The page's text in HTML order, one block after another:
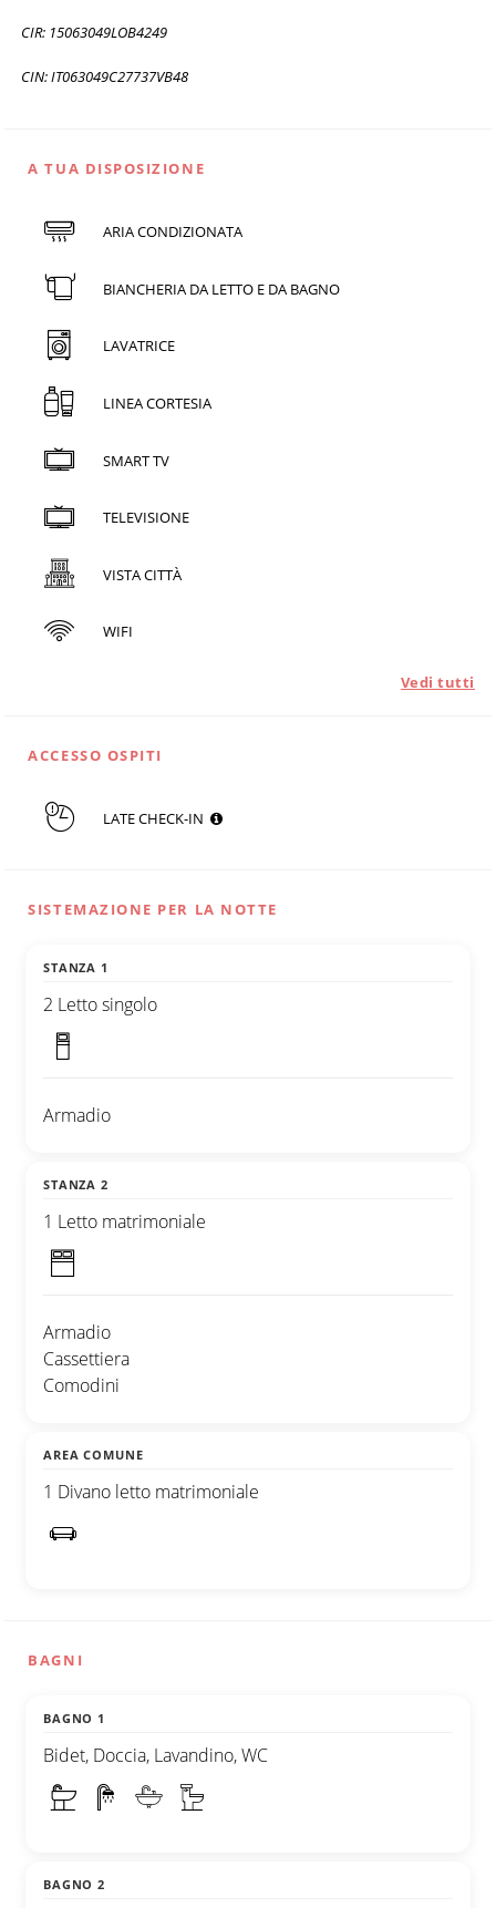
CIR: 15063049LOB4249
CIN: IT063049C27737VB48
A TUA DISPOSIZIONE
ARIA CONDIZIONATA
BIANCHERIA DA LETTO E DA BAGNO
LAVATRICE
LINEA CORTESIA
SMART TV
TELEVISIONE
VISTA CITTÀ
WIFI
Vedi tutti
ACCESSO OSPITI
LATE CHECK-IN
SISTEMAZIONE PER LA NOTTE
STANZA 1
2 Letto singolo
Armadio
STANZA 2
1 Letto matrimoniale
Armadio
Cassettiera
Comodini
AREA COMUNE
1 Divano letto matrimoniale
BAGNI
BAGNO 1
Bidet, Doccia, Lavandino, WC
BAGNO 2